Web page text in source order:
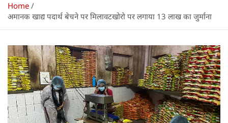
Home
अमानक खाद्य पदार्थ बेचने पर मिलावटखोरो पर लगाया 13 लाख का जुर्माना